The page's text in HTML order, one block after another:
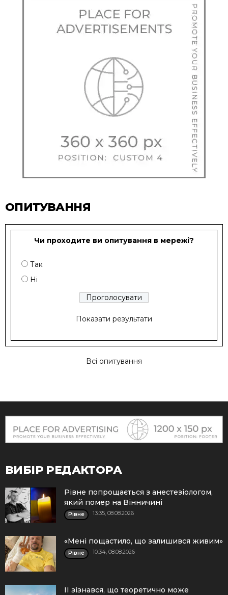
ОПИТУВАННЯ
Чи проходите ви опитування в мережі?
Так
Ні
Показати результати
Всі опитування
ВИБІР РЕДАКТОРА
Рівне попрощається з анестезіологом,
який помер на Вінничині
Рівне 13:35, 08.08.2026
«Мені пощастило, що залишився живим»
Рівне 10:34, 08.08.2026
ІІ зізнався, що теоретично може